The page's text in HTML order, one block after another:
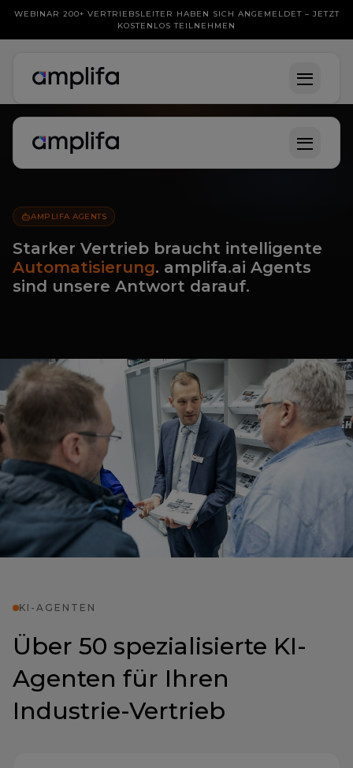
WEBINAR 200+ VERTRIEBSLEITER HABEN SICH ANGEMELDET – JETZT
KOSTENLOS TEILNEHMEN
AMPLIFA AGENTS
Starker Vertrieb braucht intelligente
Automatisierung. amplifa.ai Agents
sind unsere Antwort darauf.
KI-AGENTEN
Über 50 spezialisierte KI-
Agenten für Ihren
Industrie-Vertrieb